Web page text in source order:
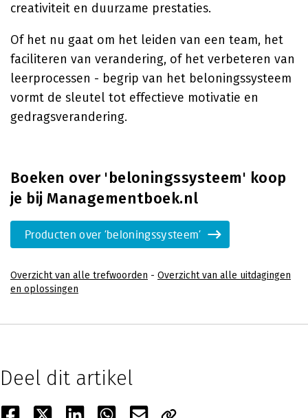
creativiteit en duurzame prestaties.
Of het nu gaat om het leiden van een team, het
faciliteren van verandering, of het verbeteren van
leerprocessen - begrip van het beloningssysteem
vormt de sleutel tot effectieve motivatie en
gedragsverandering.
Boeken over 'beloningssysteem' koop
je bij Managementboek.nl
Producten over 'beloningssysteem'
Overzicht van alle trefwoorden - Overzicht van alle uitdagingen
en oplossingen
Deel dit artikel